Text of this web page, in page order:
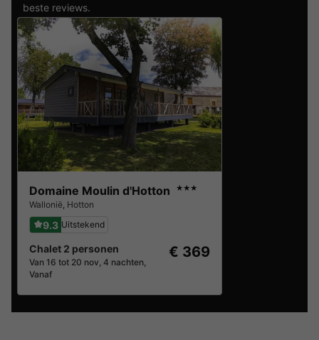
beste reviews.
Domaine Moulin d'Hotton ★★★
Wallonië, Hotton
9.3 Uitstekend
Chalet 2 personen
Van 16 tot 20 nov, 4 nachten,
Vanaf
€ 369